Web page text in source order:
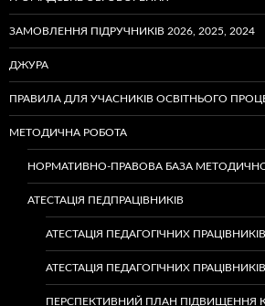
ЗАМОВЛЕННЯ ПІДРУЧНИКІВ 2026, 2025, 2024
ДЖУРА
ПРАВИЛА ДЛЯ УЧАСНИКІВ ОСВІТНЬОГО
МЕТОДИЧНА РОБОТА
НОРМАТИВНО-ПРАВОВА БАЗА
АТЕСТАЦІЯ ПЕДПРАЦІВНИКІВ
АТЕСТАЦІЯ ПЕДАГОГІЧНИХ
АТЕСТАЦІЯ ПЕДАГОГІЧНИХ
ПЕРСПЕКТИВНИЙ ПЛАН ПІДВИЩЕННЯ